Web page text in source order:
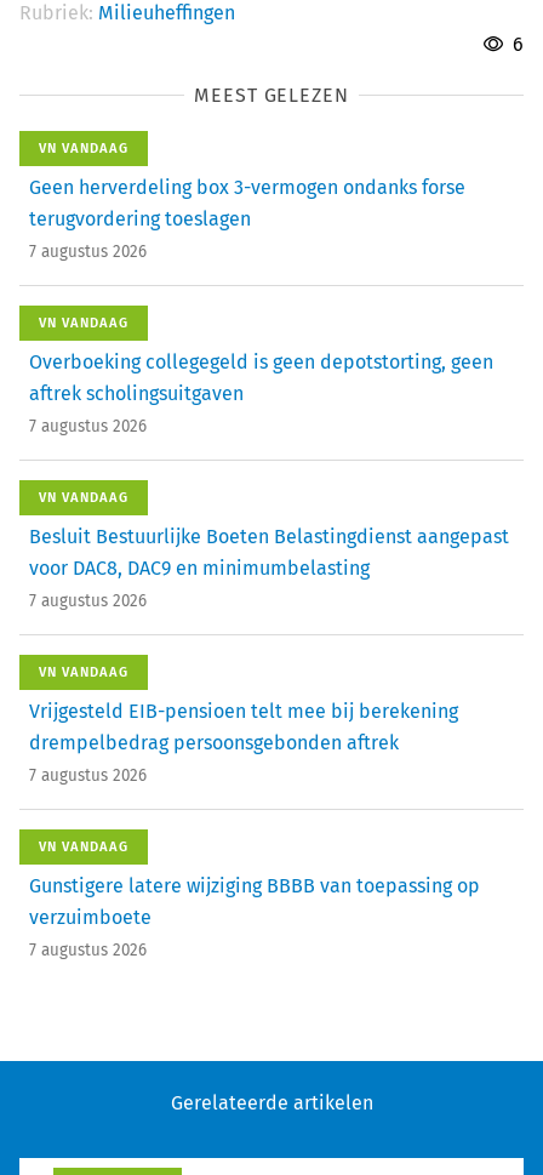
Rubriek: Milieuheffingen
6
MEEST GELEZEN
VN VANDAAG
Geen herverdeling box 3-vermogen ondanks forse
terugvordering toeslagen
7 augustus 2026
VN VANDAAG
Overboeking collegegeld is geen depotstorting, geen
aftrek scholingsuitgaven
7 augustus 2026
VN VANDAAG
Besluit Bestuurlijke Boeten Belastingdienst aangepast
voor DAC8, DAC9 en minimumbelasting
7 augustus 2026
VN VANDAAG
Vrijgesteld EIB-pensioen telt mee bij berekening
drempelbedrag persoonsgebonden aftrek
7 augustus 2026
VN VANDAAG
Gunstigere latere wijziging BBBB van toepassing op
verzuimboete
7 augustus 2026
Gerelateerde artikelen